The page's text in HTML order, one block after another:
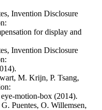
Invention Disclosure
for display and
Invention Disclosure
M. Krijn, P. Tsang,
motion-box (2014).
Puentes, O. Willemsen,